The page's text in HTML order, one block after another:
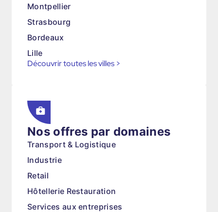
Montpellier
Strasbourg
Bordeaux
Lille
Découvrir toutes les villes >
Nos offres par domaines
Transport & Logistique
Industrie
Retail
Hôtellerie Restauration
Services aux entreprises